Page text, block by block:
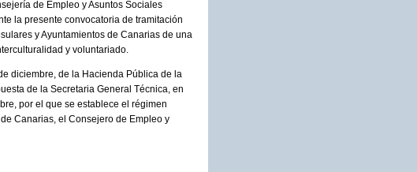
de Empleo y Asuntos Sociales
la presente convocatoria de tramitación
y Ayuntamientos de Canarias de una
y voluntariado.
diciembre, de la Hacienda Pública de la
de la Secretaria General Técnica, en
por el que se establece el régimen
Canarias, el Consejero de Empleo y